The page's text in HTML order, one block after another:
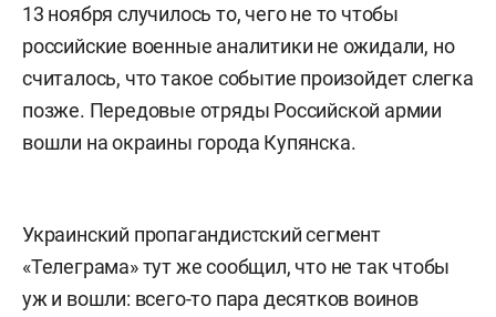
13 ноября случилось то, чего не то чтобы
российские военные аналитики не ожидали, но
считалось, что такое событие произойдет слегка
позже. Передовые отряды Российской армии
вошли на окраины города Купянска.
Украинский пропагандистский сегмент
«Телеграма» тут же сообщил, что не так чтобы
уж и вошли: всего-то пара десятков воинов